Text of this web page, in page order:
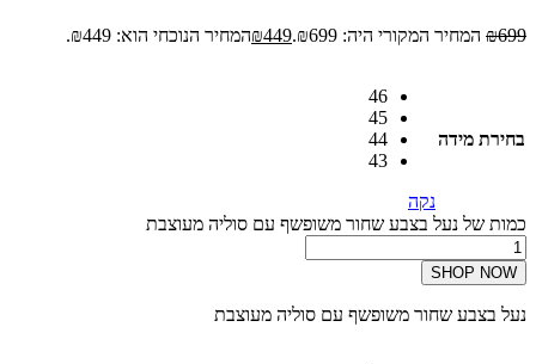
₪699 המחיר המקורי היה: ₪699. ₪449 המחיר הנוכחי הוא: ₪449.
בחירת מידה
46
45
44
43
נקה
כמות של נעל בצבע שחור משופשף עם סוליה מעוצבת
SHOP NOW
נעל בצבע שחור משופשף עם סוליה מעוצבת